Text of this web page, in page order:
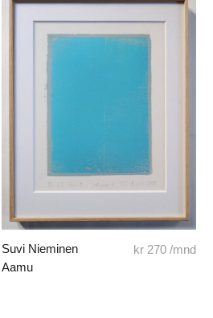
Suvi Nieminen
Aamu
kr 270 /mnd